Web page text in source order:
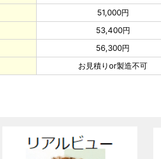
51,000円
53,400円
56,300円
お見積りor製造不可